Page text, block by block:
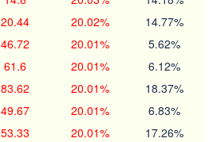
20.44 20.02% 14.77%
46.72 20.01% 5.62%
61.6 20.01% 6.12%
83.62 20.01% 18.37%
49.67 20.01% 6.83%
53.33 20.01% 17.26%